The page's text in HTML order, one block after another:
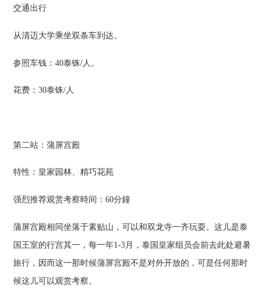
交通出行
从清迈大学乘坐双条车到达。
参照车钱：40泰铢/人。
花费：30泰铢/人
第二站：蒲屏宫殿
特性：皇家园林、精巧花苑
强烈推荐观赏考察時间：60分鐘
蒲屏宫殿相同坐落于素贴山，可以和双龙寺一齐玩耍。这儿是泰
国王室的行宫其一，每一年1-3月，泰国皇家组员会前去此处避暑
旅行，因而这一那时候蒲屏宫殿不是对外开放的，可是任何那时
候这儿可以观赏考察。